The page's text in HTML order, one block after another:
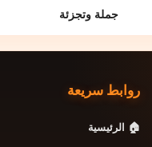
جملة وتجزئة
روابط سريعة
🏠 الرئيسية